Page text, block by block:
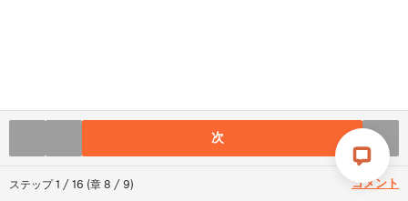
ステップ1 /16 (章8 /9) コメント
次